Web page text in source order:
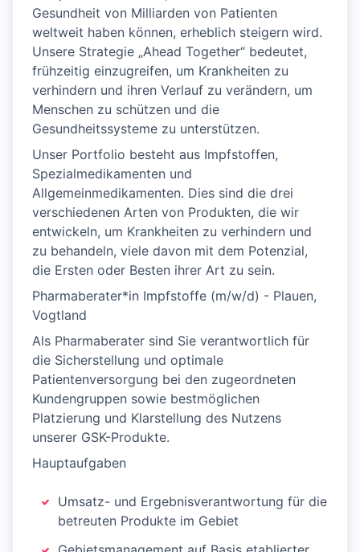
Gesundheit von Milliarden von Patienten
weltweit haben können, erheblich steigern wird.
Unsere Strategie „Ahead Together“ bedeutet,
frühzeitig einzugreifen, um Krankheiten zu
verhindern und ihren Verlauf zu verändern, um
Menschen zu schützen und die
Gesundheitssysteme zu unterstützen.
Unser Portfolio besteht aus Impfstoffen,
Spezialmedikamenten und
Allgemeinmedikamenten. Dies sind die drei
verschiedenen Arten von Produkten, die wir
entwickeln, um Krankheiten zu verhindern und
zu behandeln, viele davon mit dem Potenzial,
die Ersten oder Besten ihrer Art zu sein.
Pharmaberater*in Impfstoffe (m/w/d) - Plauen,
Vogtland
Als Pharmaberater sind Sie verantwortlich für
die Sicherstellung und optimale
Patientenversorgung bei den zugeordneten
Kundengruppen sowie bestmöglichen
Platzierung und Klarstellung des Nutzens
unserer GSK-Produkte.
Hauptaufgaben
Umsatz- und Ergebnisverantwortung für die
betreuten Produkte im Gebiet